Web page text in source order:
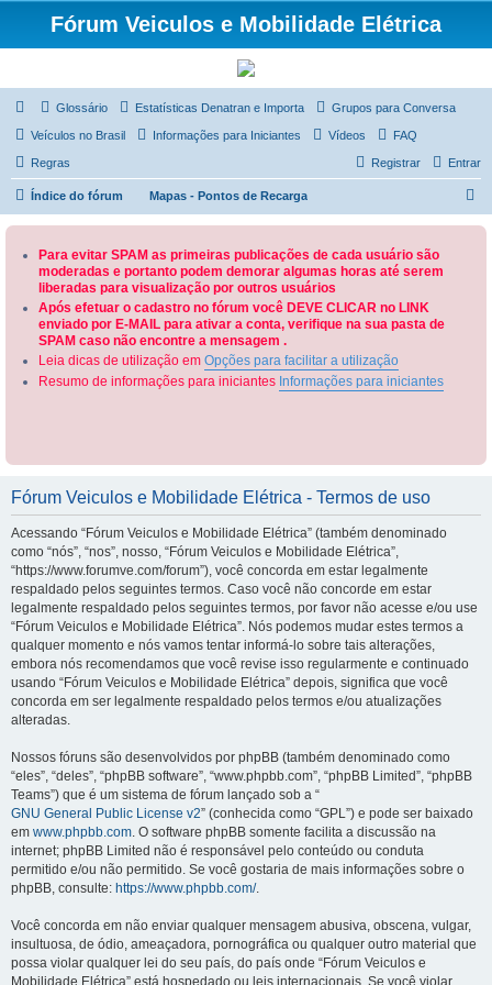
Fórum Veiculos e Mobilidade Elétrica
Glossário Estatísticas Denatran e Importa Grupos para Conversa
Veículos no Brasil Informações para Iniciantes Vídeos FAQ
Regras Entrar
Registrar
Índice do fórum Mapas - Pontos de Recarga
Para evitar SPAM as primeiras publicações de cada usuário são
moderadas e portanto podem demorar algumas horas até serem
liberadas para visualização por outros usuários
Após efetuar o cadastro no fórum você DEVE CLICAR no LINK
enviado por E-MAIL para ativar a conta, verifique na sua pasta de
SPAM caso não encontre a mensagem .
Leia dicas de utilização em Opções para facilitar a utilização
Resumo de informações para iniciantes Informações para iniciantes
Fórum Veiculos e Mobilidade Elétrica - Termos de uso
Acessando “Fórum Veiculos e Mobilidade Elétrica” (também denominado
como “nós”, “nos”, nosso, “Fórum Veiculos e Mobilidade Elétrica”,
“https://www.forumve.com/forum”), você concorda em estar legalmente
respaldado pelos seguintes termos. Caso você não concorde em estar
legalmente respaldado pelos seguintes termos, por favor não acesse e/ou use
“Fórum Veiculos e Mobilidade Elétrica”. Nós podemos mudar estes termos a
qualquer momento e nós vamos tentar informá-lo sobre tais alterações,
embora nós recomendamos que você revise isso regularmente e continuado
usando “Fórum Veiculos e Mobilidade Elétrica” depois, significa que você
concorda em ser legalmente respaldado pelos termos e/ou atualizações
alteradas.
Nossos fóruns são desenvolvidos por phpBB (também denominado como
“eles”, “deles”, “phpBB software”, “www.phpbb.com”, “phpBB Limited”, “phpBB
Teams”) que é um sistema de fórum lançado sob a “
GNU General Public License v2” (conhecida como “GPL”) e pode ser baixado
em www.phpbb.com. O software phpBB somente facilita a discussão na
internet; phpBB Limited não é responsável pelo conteúdo ou conduta
permitido e/ou não permitido. Se você gostaria de mais informações sobre o
phpBB, consulte: https://www.phpbb.com/.
Você concorda em não enviar qualquer mensagem abusiva, obscena, vulgar,
insultuosa, de ódio, ameaçadora, pornográfica ou qualquer outro material que
possa violar qualquer lei do seu país, do país onde “Fórum Veiculos e
Mobilidade Elétrica” está hospedado ou leis internacionais. Se você violar